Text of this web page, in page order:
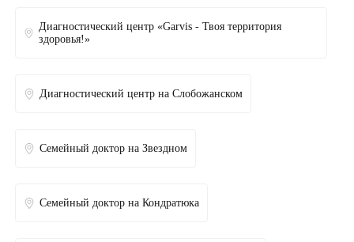
Диагностический центр «Garvis - Твоя территория
здоровья!»
Диагностический центр на Слобожанском
Семейный доктор на Звездном
Семейный доктор на Кондратюка